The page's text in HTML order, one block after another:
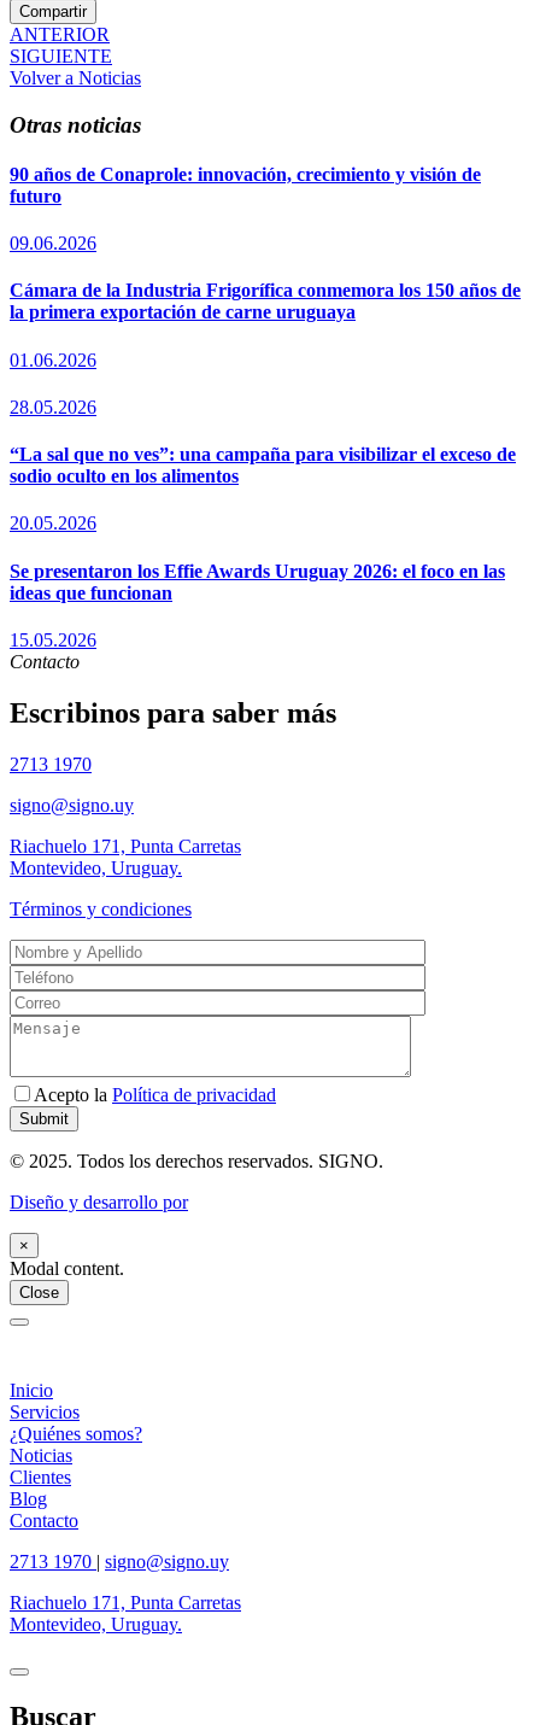
Compartir
ANTERIOR
SIGUIENTE
Volver a Noticias
Otras noticias
90 años de Conaprole: innovación, crecimiento y visión de
futuro
09.06.2026
Cámara de la Industria Frigorífica conmemora los 150 años de
la primera exportación de carne uruguaya
01.06.2026
28.05.2026
“La sal que no ves”: una campaña para visibilizar el exceso de
sodio oculto en los alimentos
20.05.2026
Se presentaron los Effie Awards Uruguay 2026: el foco en las
ideas que funcionan
15.05.2026
Contacto
Escribinos para saber más
2713 1970
signo@signo.uy
Riachuelo 171, Punta Carretas
Montevideo, Uruguay.
Términos y condiciones
Acepto la Política de privacidad
© 2025. Todos los derechos reservados. SIGNO.
Diseño y desarrollo por
×
Modal content.
Close
Inicio
Servicios
¿Quiénes somos?
Noticias
Clientes
Blog
Contacto
2713 1970 | signo@signo.uy
Riachuelo 171, Punta Carretas
Montevideo, Uruguay.
Buscar